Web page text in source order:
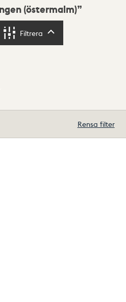
(östermalm)
Filtrera
Rensa filter